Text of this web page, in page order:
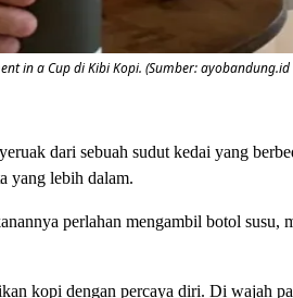
in a Cup di Kibi Kopi. (Sumber:
dari sebuah sudut kedai yang
yang lebih dalam.
perlahan mengambil botol susu,
kopi dengan percaya diri. Di wajah